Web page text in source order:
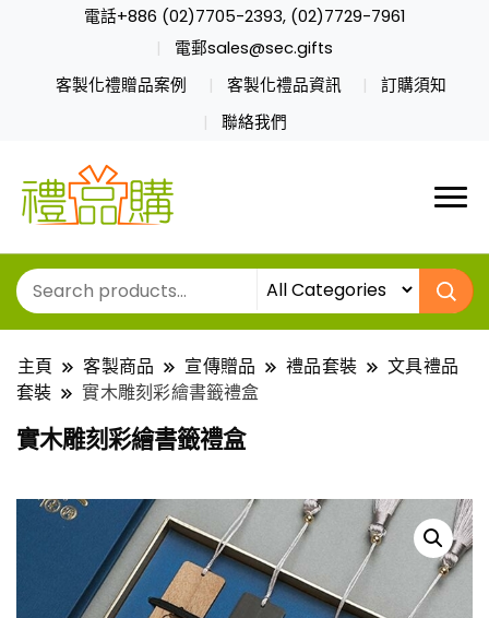
電話+886 (02)7705-2393, (02)7729-7961
電郵sales@sec.gifts
客製化禮贈品案例
客製化禮品資訊
訂購須知
聯絡我們
主頁 客製商品 宣傳贈品 禮品套裝
文具禮品
套裝
實木雕刻彩繪書籤禮盒
實木雕刻彩繪書籤禮盒